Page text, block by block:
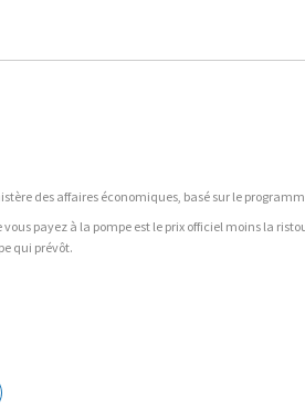
des affaires économiques, basé sur le
vous payez à la pompe est le prix officiel moins la
qui prévôt.